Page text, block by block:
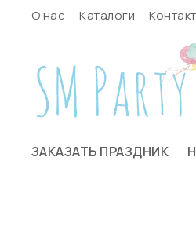
О нас Каталоги
ЗАКАЗАТЬ ПРАЗДНИК